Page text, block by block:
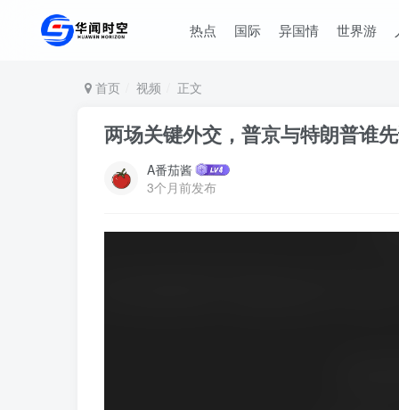
热点 国际 异国情 世界游
首页 视频 正文
两场关键外交，普京与特朗普谁
A番茄酱
3个月前发布